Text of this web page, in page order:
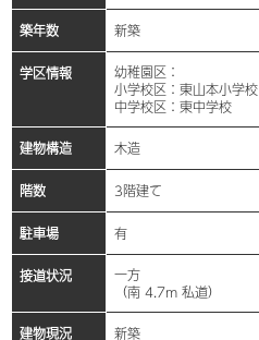
築年数 新築
学区情報
幼稚園区：
小学校区：東山本小学校
中学校区：東中学校
建物構造 木造
階数 3階建て
駐車場 有
接道状況
一方
（南 4.7m 私道）
建物現況 新築